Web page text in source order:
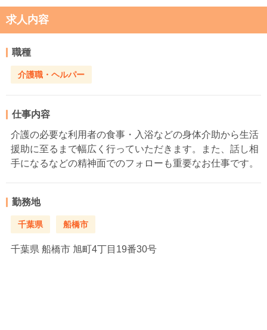
求人内容
職種
介護職・ヘルパー
仕事内容
介護の必要な利用者の食事・入浴などの身体介助から生活
援助に至るまで幅広く行っていただきます。また、話し相
手になるなどの精神面でのフォローも重要なお仕事です。
勤務地
千葉県 船橋市
千葉県 船橋市 旭町4丁目19番30号